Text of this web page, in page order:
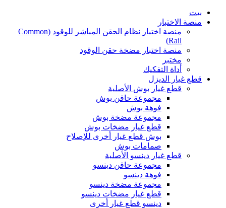
بيت
منصة الاختبار
منصة اختبار نظام الحقن المباشر للوقود (Common
Rail)
منصة اختبار مضخة حقن الوقود
مختبر
أداة التفكيك
قطع غيار الديزل
قطع غيار بوش الأصلية
مجموعة حاقن بوش
فوهة بوش
مجموعة مضخة بوش
قطع غيار مضخات بوش
بوش قطع غيار أخرى للإصلاح
صمامات بوش
قطع غيار دينسو الأصلية
مجموعة حاقن دينسو
فوهة دينسو
مجموعة مضخة دينسو
قطع غيار مضخات دينسو
دينسو قطع غيار أخرى